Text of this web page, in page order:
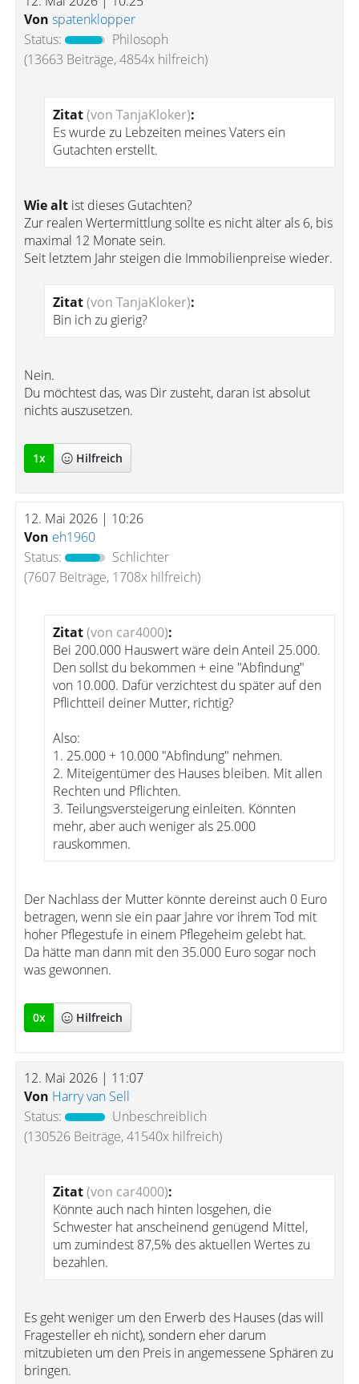
Von spatenklopper
Status:
Philosoph
(13663 Beiträge, 4854x hilfreich)
Zitat(von TanjaKloker):
Es wurde zu Lebzeiten meines Vaters ein
Gutachten erstellt.
Wie altist dieses Gutachten?
Zur realen Wertermittlung sollte es nicht älter als 6, bis
maximal 12 Monate sein.
Seit letztem Jahr steigen die Immobilienpreise wieder.
Zitat(von TanjaKloker):
Bin ich zu gierig?
Nein.
Du möchtest das, was Dir zusteht, daran ist absolut
nichts auszusetzen.
1x Hilfreich
12. Mai 2026 | 10:26
Von eh1960
Status:
Schlichter
(7607 Beiträge, 1708x hilfreich)
Zitat(von car4000):
Bei 200.000 Hauswert wäre dein Anteil 25.000.
Den sollst du bekommen + eine "Abfindung"
von 10.000. Dafür verzichtest du später auf den
Pflichtteil deiner Mutter, richtig?
Also:
1. 25.000 + 10.000 "Abfindung" nehmen.
2. Miteigentümer des Hauses bleiben. Mit allen
Rechten und Pflichten.
3. Teilungsversteigerung einleiten. Könnten
mehr, aber auch weniger als 25.000
rauskommen.
Der Nachlass der Mutter könnte dereinst auch 0 Euro
betragen, wenn sie ein paar Jahre vor ihrem Tod mit
hoher Pflegestufe in einem Pflegeheim gelebt hat.
Da hätte man dann mit den 35.000 Euro sogar noch
was gewonnen.
0x Hilfreich
12. Mai 2026 | 11:07
Von Harry van Sell
Status:
Unbeschreiblich
(130526 Beiträge, 41540x hilfreich)
Zitat(von car4000):
Könnte auch nach hinten losgehen, die
Schwester hat anscheinend genügend Mittel,
um zumindest 87,5% des aktuellen Wertes zu
bezahlen.
Es geht weniger um den Erwerb des Hauses (das will
Fragesteller eh nicht), sondern eher darum
mitzubieten um den Preis in angemessene Sphären zu
bringen.